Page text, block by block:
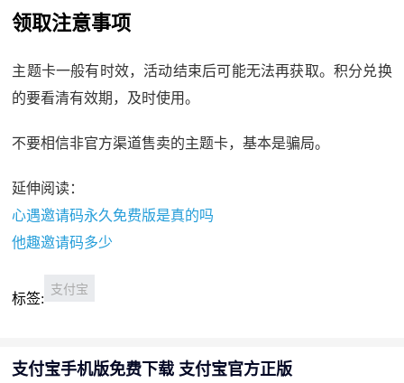
领取注意事项
主题卡一般有时效，活动结束后可能无法再获取。积分兑换
的要看清有效期，及时使用。
不要相信非官方渠道售卖的主题卡，基本是骗局。
延伸阅读：
心遇邀请码永久免费版是真的吗
他趣邀请码多少
标签:
支付宝
支付宝手机版免费下载 支付宝官方正版